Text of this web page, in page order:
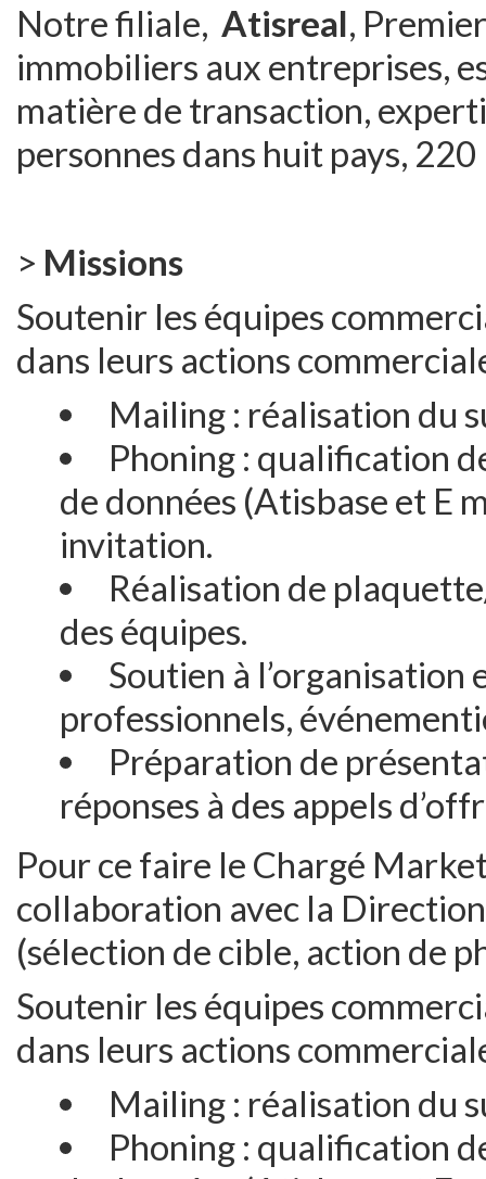
Notre filiale, Atisreal,
immobiliers aux entreprises,
matière de transaction,
personnes dans huit pays,
> Missions
Soutenir les équipes
dans leurs actions
Mailing : réalisation du
Phoning : qualification
de données (Atisbase et E
invitation.
Réalisation de
des équipes.
Soutien à l’organisation
professionnels,
Préparation de
réponses à des appels
Pour ce faire le Chargé
collaboration avec la
(sélection de cible, action de
Soutenir les équipes
dans leurs actions
Mailing : réalisation du
Phoning : qualification